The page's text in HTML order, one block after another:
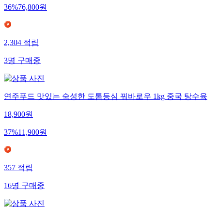
36%76,800원
2,304적립
3명구매중
연주푸드 맛있는 숙성한 도톰등심 꿔바로우 1kg 중국 탕수육
18,900원
37%11,900원
357적립
16명구매중